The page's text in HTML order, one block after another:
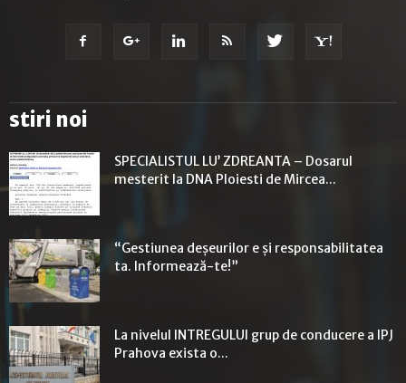
stiri noi
SPECIALISTUL LU’ ZDREANTA – Dosarul
mesterit la DNA Ploiesti de Mircea...
“Gestiunea deşeurilor e şi responsabilitatea
ta. Informează-te!”
La nivelul INTREGULUI grup de conducere a IPJ
Prahova exista o...